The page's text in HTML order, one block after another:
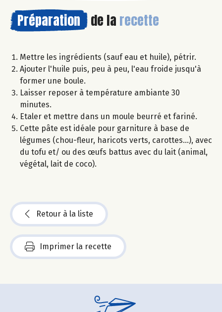
Préparation de la recette
Mettre les ingrédients (sauf eau et huile), pétrir.
Ajouter l'huile puis, peu à peu, l'eau froide jusqu'à
former une boule.
Laisser reposer à température ambiante 30
minutes.
Etaler et mettre dans un moule beurré et fariné.
Cette pâte est idéale pour garniture à base de
légumes (chou-fleur, haricots verts, carottes...), avec
du tofu et/ ou des œufs battus avec du lait (animal,
végétal, lait de coco).
Retour à la liste
Imprimer la recette